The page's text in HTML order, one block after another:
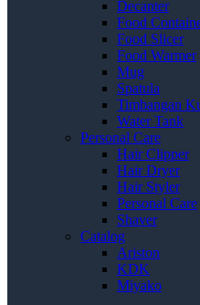
Decanter
Food
Food Slicer
Food Warmer
Mug
Spatula
Timbangan
Water Tank
Personal Care
Hair Clipper
Hair Dryer
Hair Styler
Personal Care
Shaver
Catalog
Ariston
KDK
Miyako